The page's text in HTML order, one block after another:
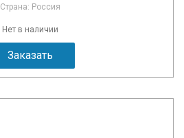
Страна: Россия
Нет в наличии
Заказать